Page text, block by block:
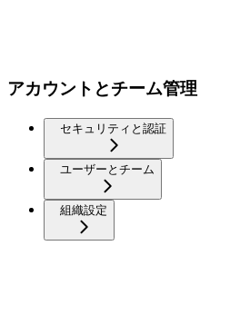
アカウントとチーム管理
セキュリティと認証
ユーザーとチーム
組織設定